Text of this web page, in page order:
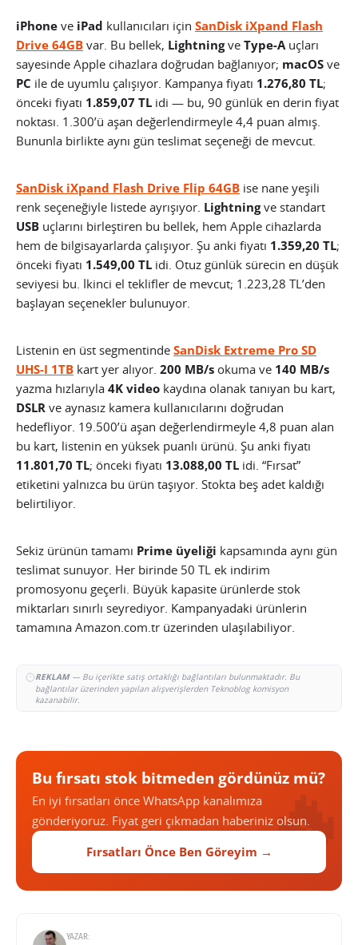
iPhone ve iPad kullanıcıları için SanDisk iXpand Flash
Drive 64GB var. Bu bellek, Lightningve Type-Auçları
sayesinde Apple cihazlara doğrudan bağlanıyor; macOS ve
PC ile de uyumlu çalışıyor. Kampanya fiyatı 1.276,80 TL;
önceki fiyatı 1.859,07 TL idi — bu, 90 günlük en derin fiyat
noktası. 1.300’ü aşan değerlendirmeyle 4,4 puan almış.
Bununla birlikte aynı gün teslimat seçeneği de mevcut.
SanDisk iXpand Flash Drive Flip 64GB ise nane yeşili
renk seçeneğiyle listede ayrışıyor. Lightningve standart
USB uçlarını birleştiren bu bellek, hem Apple cihazlarda
hem de bilgisayarlarda çalışıyor. Şu anki fiyatı 1.359,20 TL;
önceki fiyatı 1.549,00 TL idi. Otuz günlük sürecin en düşük
seviyesi bu. İkinci el teklifler de mevcut; 1.223,28 TL’den
başlayan seçenekler bulunuyor.
Listenin en üst segmentinde SanDisk Extreme Pro SD
UHS-I 1TB kart yer alıyor. 200 MB/s okuma ve 140 MB/s
yazma hızlarıyla 4K video kaydına olanak tanıyan bu kart,
DSLR ve aynasız kamera kullanıcılarını doğrudan
hedefliyor. 19.500’ü aşan değerlendirmeyle 4,8 puan alan
bu kart, listenin en yüksek puanlı ürünü. Şu anki fiyatı
11.801,70 TL; önceki fiyatı 13.088,00 TL idi. “Fırsat”
etiketini yalnızca bu ürün taşıyor. Stokta beş adet kaldığı
belirtiliyor.
Sekiz ürünün tamamı Prime üyeliği kapsamında aynı gün
teslimat sunuyor. Her birinde 50 TL ek indirim
promosyonu geçerli. Büyük kapasite ürünlerde stok
miktarları sınırlı seyrediyor. Kampanyadaki ürünlerin
tamamına Amazon.com.tr üzerinden ulaşılabiliyor.
REKLAM— Bu içerikte satış ortaklığı bağlantıları bulunmaktadır. Bu
bağlantılar üzerinden yapılan alışverişlerden Teknoblog komisyon
kazanabilir.
Bu fırsatı stok bitmeden gördünüz mü?
En iyi fırsatları önce WhatsApp kanalımıza
gönderiyoruz. Fiyat geri çıkmadan haberiniz olsun.
Fırsatları Önce Ben Göreyim →
YAZAR: